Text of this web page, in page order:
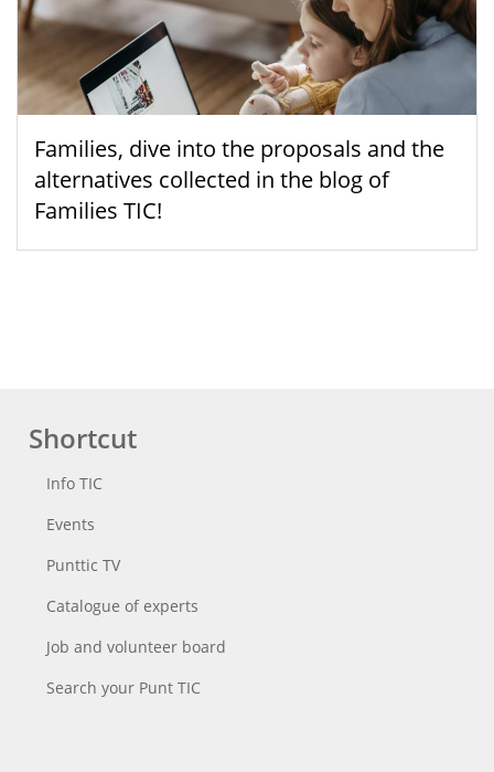
Families, dive into the proposals and the
alternatives collected in the blog of
Families TIC!
Shortcut
Info TIC
Events
Punttic TV
Catalogue of experts
Job and volunteer board
Search your Punt TIC